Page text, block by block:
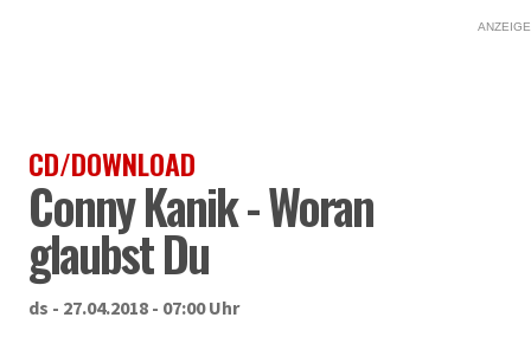
ANZEIGE
CD/DOWNLOAD
Conny Kanik - Woran
glaubst Du
ds - 27.04.2018 - 07:00 Uhr